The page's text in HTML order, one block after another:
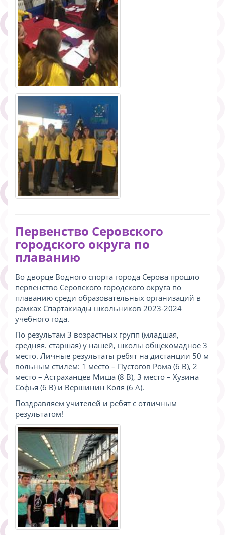
Первенство Серовского
городского округа по
плаванию
Во дворце Водного спорта города Серова прошло
первенство Серовского городского округа по
плаванию среди образовательных организаций в
рамках Спартакиады школьников 2023-2024
учебного года.
По результам 3 возрастных групп (младшая,
средняя. старшая) у нашей, школы общекомадное 3
место. Личные результаты ребят на дистанции 50 м
вольным стилем: 1 место – Пустогов Рома (6 В), 2
место – Астраханцев Миша (8 В), 3 место – Хузина
Софья (6 В) и Вершинин Коля (6 А).
Поздравляем учителей и ребят с отличным
результатом!